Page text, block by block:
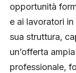
opportunità
e ai lavoratori
sua struttura,
un’offerta
professionale,